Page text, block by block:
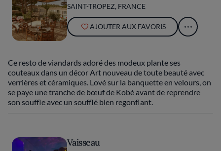
SAINT-TROPEZ, FRANCE
AJOUTER AUX FAVORIS
Ce resto de viandards adoré des modeux plante ses
couteaux dans un décor Art nouveau de toute beauté avec
verrières et céramiques. Lové sur la banquette en velours, on
se paye une tranche de bœuf de Kobé avant de reprendre
son souffle avec un soufflé bien regonflant.
Vaisseau